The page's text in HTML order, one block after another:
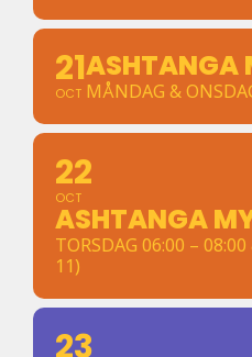
21
OCT
ASHTANGA
MÅNDAG &
22
OCT
ASHTANGA
TORSDAG 06:00 –
11)
23